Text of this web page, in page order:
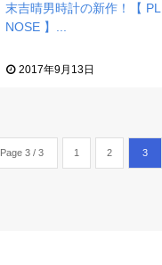
末吉晴男時計の新作！【
NOSE 】...
2017年9月13日
Page 3 / 3 1 2 3